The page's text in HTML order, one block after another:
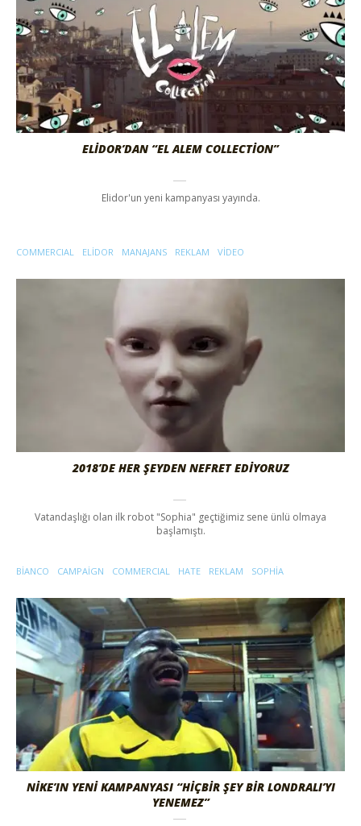
ELIDOR’DAN “EL ALEM COLLECTION”
Elidor'un yeni kampanyası yayında.
COMMERCIAL ELIDOR MANAJANS REKLAM VIDEO
2018’DE HER ŞEYDEN NEFRET EDIYORUZ
Vatandaşlığı olan ilk robot "Sophia" geçtiğimiz sene ünlü olmaya
başlamıştı.
BIANCO CAMPAIGN COMMERCIAL HATE REKLAM SOPHIA
NIKE’IN YENI KAMPANYASI “HIÇBIR ŞEY BIR LONDRALI’YI
YENEMEZ”